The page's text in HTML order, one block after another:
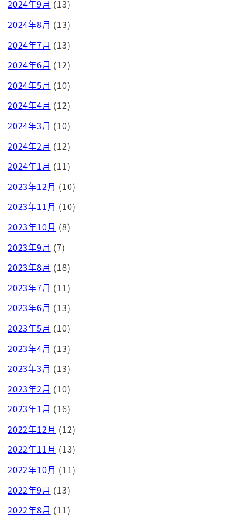
2024年9月 (13)
2024年8月 (13)
2024年7月 (13)
2024年6月 (12)
2024年5月 (10)
2024年4月 (12)
2024年3月 (10)
2024年2月 (12)
2024年1月 (11)
2023年12月 (10)
2023年11月 (10)
2023年10月 (8)
2023年9月 (7)
2023年8月 (18)
2023年7月 (11)
2023年6月 (13)
2023年5月 (10)
2023年4月 (13)
2023年3月 (13)
2023年2月 (10)
2023年1月 (16)
2022年12月 (12)
2022年11月 (13)
2022年10月 (11)
2022年9月 (13)
2022年8月 (11)